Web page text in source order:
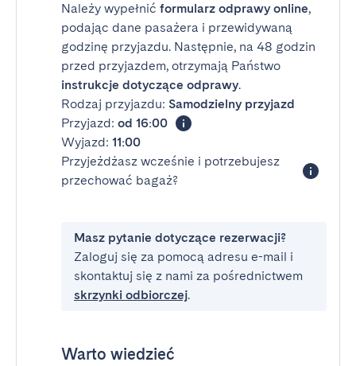
Należy wypełnić formularz odprawy online,
podając dane pasażera i przewidywaną
godzinę przyjazdu. Następnie, na 48 godzin
przed przyjazdem, otrzymają Państwo
instrukcje dotyczące odprawy.
Rodzaj przyjazdu: Samodzielny przyjazd
Przyjazd: od 16:00
Wyjazd: 11:00
Przyjeżdżasz wcześnie i potrzebujesz
przechować bagaż?
Masz pytanie dotyczące rezerwacji?
Zaloguj się za pomocą adresu e-mail i
skontaktuj się z nami za pośrednictwem
skrzynki odbiorczej.
Warto wiedzieć